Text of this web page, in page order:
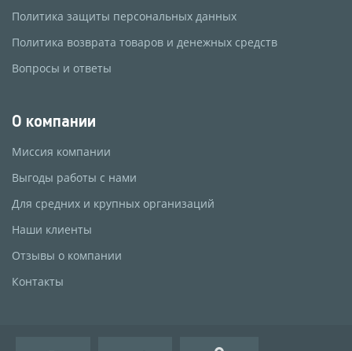
Политика защиты персональных данных
Политика возврата товаров и денежных средств
Вопросы и ответы
О компании
Миссия компании
Выгоды работы с нами
Для средних и крупных организаций
Наши клиенты
Отзывы о компании
Контакты